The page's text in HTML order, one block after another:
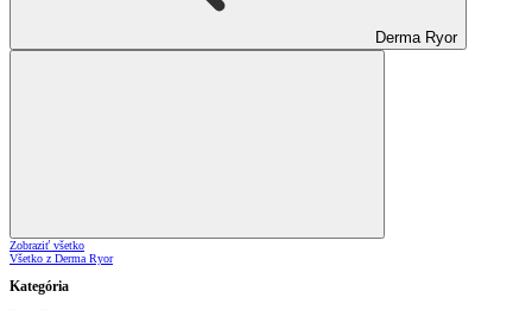
Derma Ryor
Zobraziť všetko
Všetko z Derma Ryor
Kategória